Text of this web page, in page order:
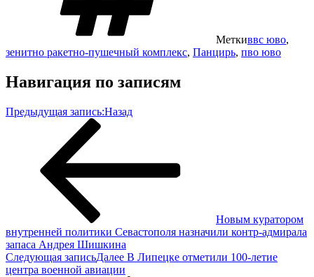
Меткиввс юво,
зенитно ракетно-пушечный комплекс, Панцирь, пво юво
Навигация по записям
Предыдущая запись:Назад
Новым куратором
внутренней политики Севастополя назначили контр-адмирала
запаса Андрея Шишкина
Следующая записьДалее В Липецке отметили 100-летие
центра военной авиации